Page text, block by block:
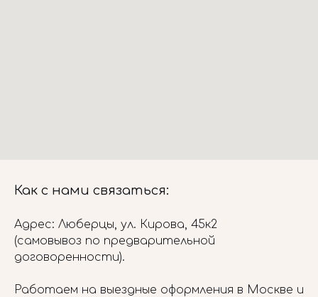
Как с нами связаться:
Адрес: Люберцы, ул. Кирова, 45к2
(самовывоз по предварительной
договоренности).
Работаем на выездные оформления в Москве и